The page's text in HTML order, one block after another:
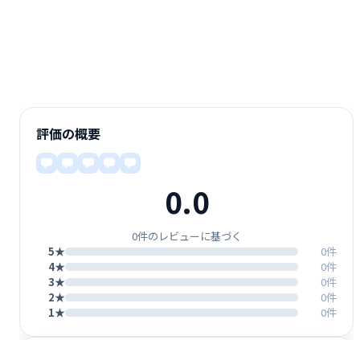
評価の概要
0.0
0件のレビューに基づく
5★
0件
4★
0件
3★
0件
2★
0件
1★
0件